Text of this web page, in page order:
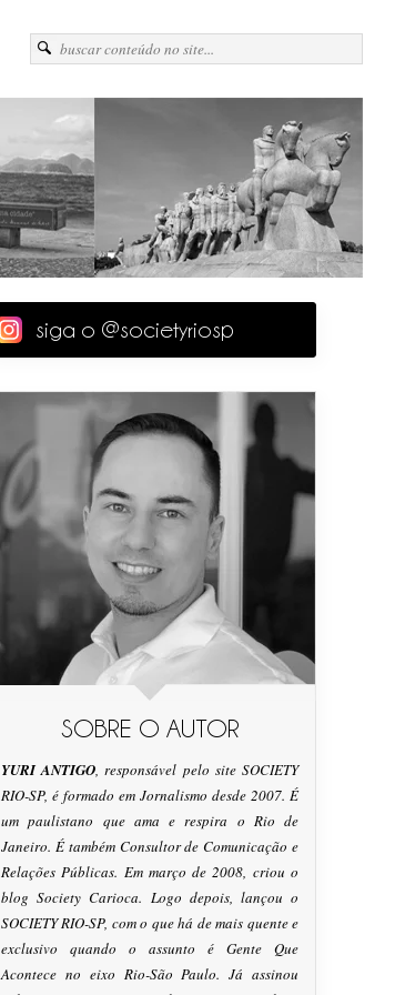
siga o @societyriosp
SOBRE O AUTOR
YURI ANTIGO, responsável pelo site SOCIETY
RIO-SP, é formado em Jornalismo desde 2007. É
um paulistano que ama e respira o Rio de
Janeiro. É também Consultor de Comunicação e
Relações Públicas. Em março de 2008, criou o
blog Society Carioca. Logo depois, lançou o
SOCIETY RIO-SP, com o que há de mais quente e
exclusivo quando o assunto é Gente Que
Acontece no eixo Rio-São Paulo. Já assinou